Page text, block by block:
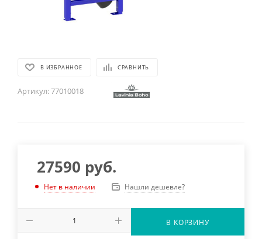
В ИЗБРАННОЕ СРАВНИТЬ
Артикул:77010018
27590 руб.
Нет в наличии Нашли дешевле?
В КОРЗИНУ